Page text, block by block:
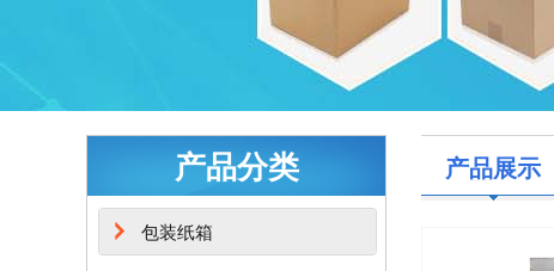
产品分类
包装纸箱
产品展示